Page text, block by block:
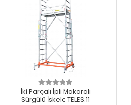
İki Parçalı İpli Makaralı
Sürgülü İskele TELES.11